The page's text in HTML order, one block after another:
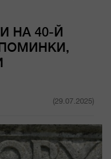
НА 40-Й
(29.07.2025)